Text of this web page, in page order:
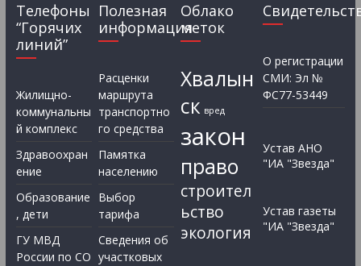
Телефоны
“Горячих
линий”
Жилищно-
коммунальны
й комплекс
Здравоохран
ение
Образование
, дети
ГУ МВД
России по СО
Полезная
информация
Расценки
маршрута
транспортно
го средства
Памятка
населению
Выбор
тарифа
Сведения об
участковых
Облако
меток
Хвалын
ск вред
закон
право
строител
ьство
экология
О регистрации
СМИ: Эл №
ФС77-53449
Устав АНО
"ИА "Звезда"
Устав газеты
"ИА "Звезда"